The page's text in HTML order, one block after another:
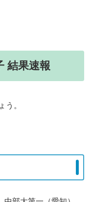
結果速報
う。